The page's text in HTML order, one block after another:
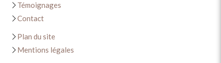
Témoignages
Contact
Plan du site
Mentions légales